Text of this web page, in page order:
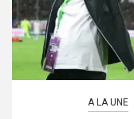
A LA UNE